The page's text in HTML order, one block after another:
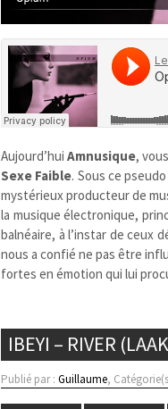
Aujourd’huiAmnusique,
Sexe Faible. Sous ce
mystérieux producteur de
la musique électronique,
balnéaire, à l’instar de ceux
nous a confié ne pas être
fortes en émotion qui lui
IBEYI – RIVER
Publié par :Guillaume,